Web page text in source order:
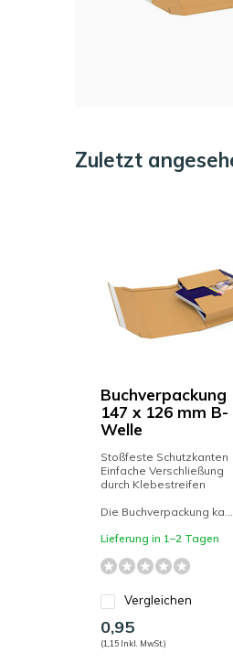
Zuletzt
Buchverpackung
147 x 126 mm B-
Welle
Stoßfeste Schutzkanten
Einfache Verschließung
durch Klebestreifen
Die Buchverpackung ka...
Lieferung in 1–2 Tagen
Vergleichen
0,95
(1,15 Inkl. MwSt.)